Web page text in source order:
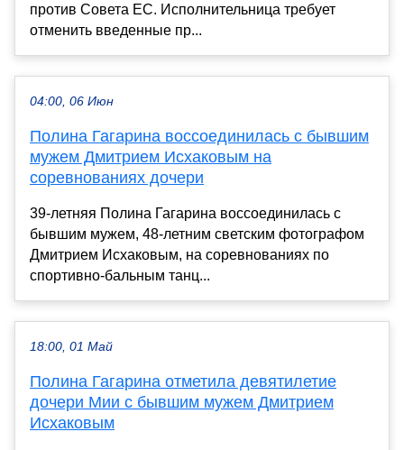
против Совета ЕС. Исполнительница требует
отменить введенные пр...
04:00, 06 Июн
Полина Гагарина воссоединилась с бывшим
мужем Дмитрием Исхаковым на
соревнованиях дочери
39-летняя Полина Гагарина воссоединилась с
бывшим мужем, 48-летним светским фотографом
Дмитрием Исхаковым, на соревнованиях по
спортивно-бальным танц...
18:00, 01 Май
Полина Гагарина отметила девятилетие
дочери Мии с бывшим мужем Дмитрием
Исхаковым